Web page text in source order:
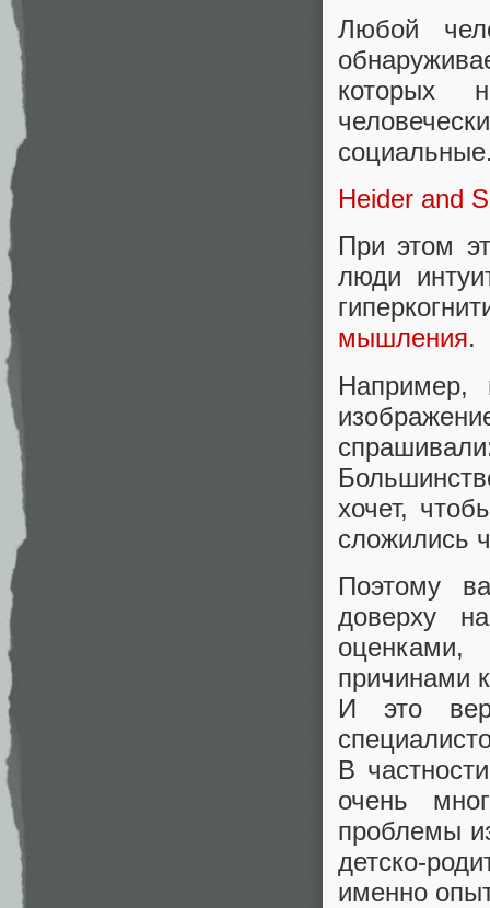
Любой
которых
Heider and
При этом
люди
мышления.
Например,
хочет,
сложились
Поэтому
доверху
причинами
И это
В
очень
проблемы
детско-
именно